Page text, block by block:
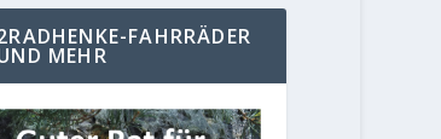
FAHRRÄDER
MEHR